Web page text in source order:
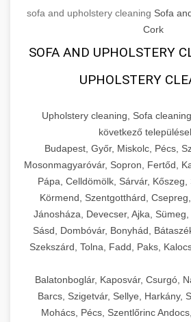
sofa and upholstery cleaning Sofa
Cork
SOFA AND UPHOLSTERY
UPHOLSTERY
Upholstery cleaning, Sofa
következő
Budapest, Győr, Miskolc, Pécs,
Mosonmagyaróvár, Sopron, Fertőd,
Pápa, Celldömölk, Sárvár, Kőszeg,
Körmend, Szentgotthárd,
Jánosháza, Devecser, Ajka,
Sásd, Dombóvár, Bonyhád,
Szekszárd, Tolna, Fadd, Paks,
Balatonboglár, Kaposvár, Csurgó,
Barcs, Szigetvár, Sellye, Harkány,
Mohács, Pécs, Szentlőrinc